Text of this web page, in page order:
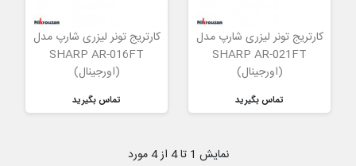
کارتریج تونر لیزری شارپ مدل
SHARP AR-021FT
(اورجینال)
تماس بگیرید
کارتریج تونر لیزری شارپ مدل
SHARP AR-016FT
(اورجینال)
تماس بگیرید
نمایش 1 تا 4 از 4 مورد